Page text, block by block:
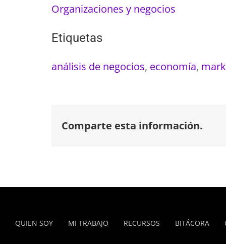
Organizaciones y negocios
Etiquetas
análisis de negocios, economía,
Comparte esta información.
QUIEN SOY MI TRABAJO RECURSOS BITÁCORA